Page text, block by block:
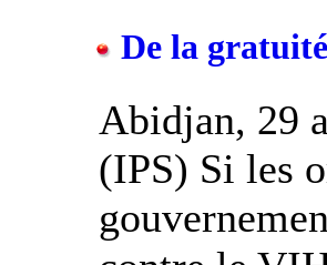
De la
Abidjan, 29
(IPS) Si les